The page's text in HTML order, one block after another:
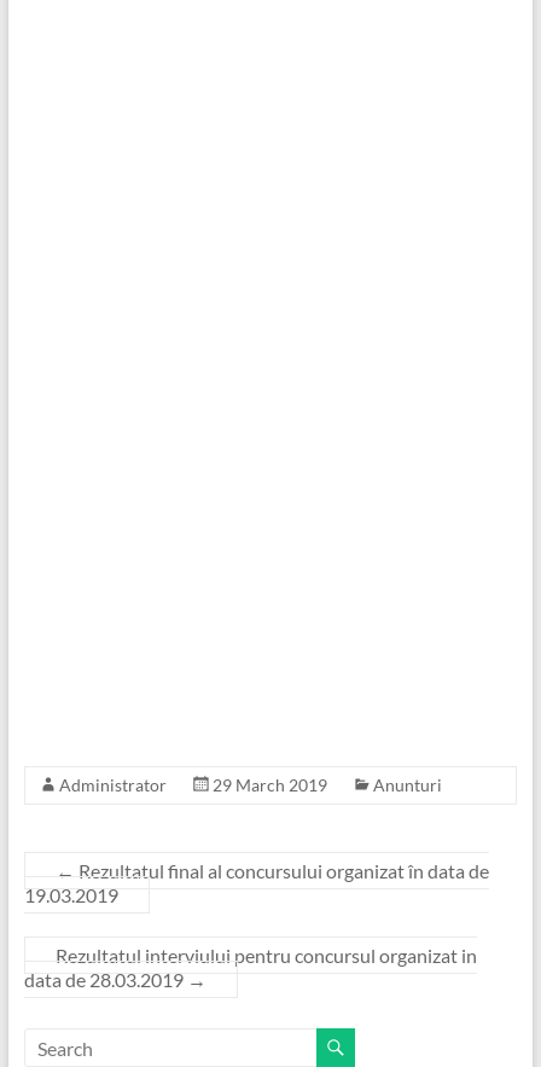
Administrator 29 March 2019 Anunturi
← Rezultatul final al concursului organizat în data de
19.03.2019
Rezultatul interviului pentru concursul organizat in
data de 28.03.2019 →